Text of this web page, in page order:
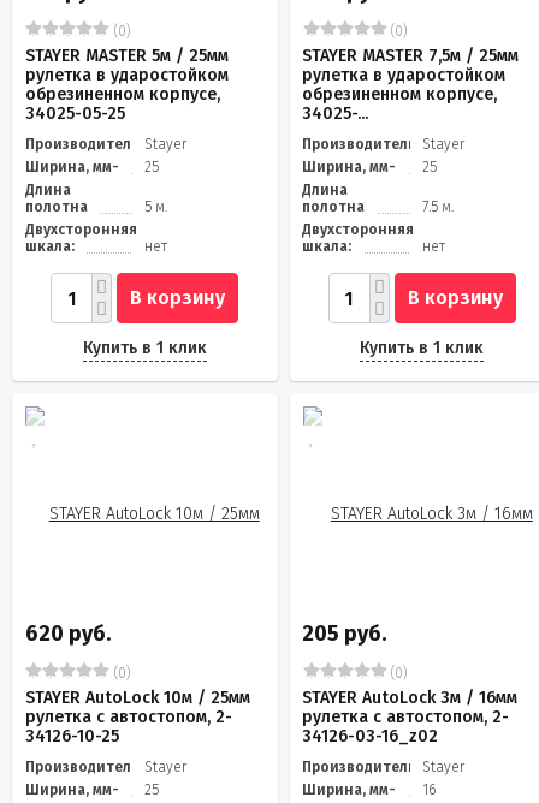
(0)
STAYER MASTER 5м / 25мм
рулетка в ударостойком
обрезиненном корпусе,
34025-05-25
Производитель
Stayer
Ширина, мм-
25
Длина
полотна
5 м.
Двухсторонняя
шкала:
нет
В корзину
Купить в 1 клик
(0)
STAYER MASTER 7,5м / 25мм
рулетка в ударостойком
обрезиненном корпусе,
34025-...
Производитель
Stayer
Ширина, мм-
25
Длина
полотна
7.5 м.
Двухсторонняя
шкала:
нет
В корзину
Купить в 1 клик
620 руб.
(0)
STAYER АutoLock 10м / 25мм
рулетка с автостопом, 2-
34126-10-25
Производитель
Stayer
Ширина, мм-
25
205 руб.
(0)
STAYER АutoLock 3м / 16мм
рулетка с автостопом, 2-
34126-03-16_z02
Производитель
Stayer
Ширина, мм-
16